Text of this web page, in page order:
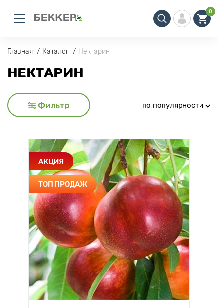
0
Главная Каталог Нектарин
НЕКТАРИН
Фильтр по популярности
АКЦИЯ
ТОП ПРОДАЖ